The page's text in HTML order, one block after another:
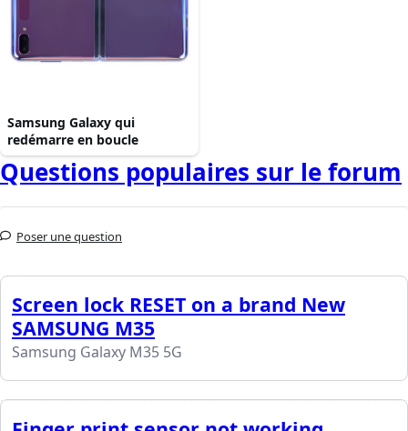
Samsung Galaxy qui
redémarre en boucle
Questions populaires sur le forum
Poser une question
Screen lock RESET on a brand New
SAMSUNG M35
Samsung Galaxy M35 5G